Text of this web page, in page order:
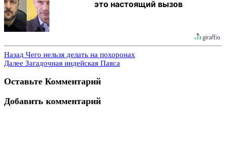
это настоящий вызов
Назад Чего нельзя делать на похоронах
Далее Загадочная индейская Паяса
Оставьте Комментарий
Добавить комментарий